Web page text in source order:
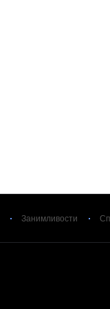
Занимливости